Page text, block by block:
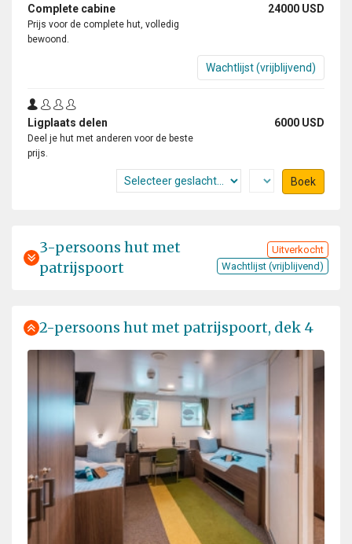
Complete cabine 24000 USD
Prijs voor de complete hut, volledig
bewoond.
Wachtlijst (vrijblijvend)
Ligplaats delen 6000 USD
Deel je hut met anderen voor de beste
prijs.
Boek
3-persoons hut met
patrijspoort
Uitverkocht
Wachtlijst (vrijblijvend)
2-persoons hut met patrijspoort, dek 4